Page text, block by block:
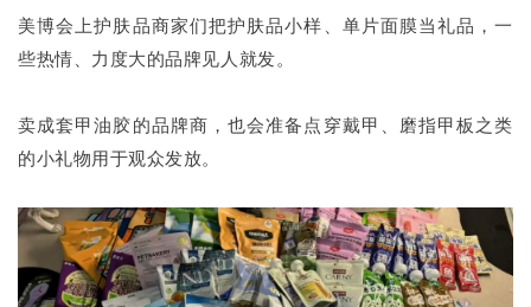
美博会上护肤品商家们把护肤品小样、单片面膜当礼品，一
些热情、力度大的品牌见人就发。
卖成套甲油胶的品牌商，也会准备点穿戴甲、磨指甲板之类
的小礼物用于观众发放。